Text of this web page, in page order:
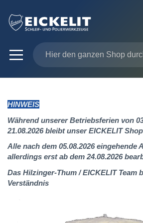
HINWEIS
Während unserer Betriebsferien von
21.08.2026 bleibt unser EICKELIT
Alle nach dem 05.08.2026 eingehende
allerdings erst ab dem 24.08.2026
Das Hilzinger-Thum / EICKELIT Team
Verständnis